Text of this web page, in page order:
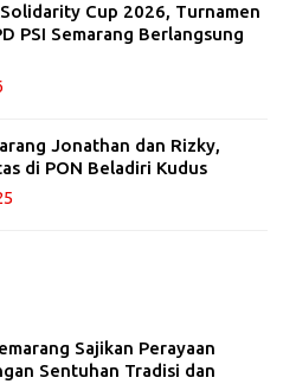
Cup 2026, Turnamen
PSI Semarang Berlangsung
Jonathan dan Rizky,
di PON Beladiri Kudus
Sajikan Perayaan
Sentuhan Tradisi dan